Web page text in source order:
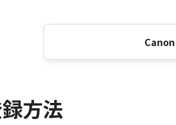
方法